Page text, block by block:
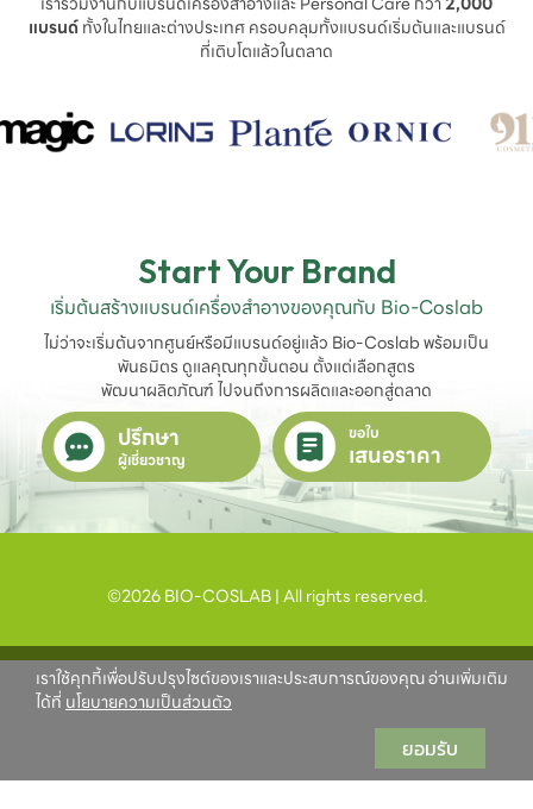
แบรนด์ทั้งในไทยและต่างประเทศ ครอบคลุมทั้งแบรนด์เริ่มต้นและแบรนด์
ที่เติบโตแล้วในตลาด
Start Your Brand
เริ่มต้นสร้างแบรนด์เครื่องสำอางของคุณกับ Bio-Coslab
ไม่ว่าจะเริ่มต้นจากศูนย์หรือมีแบรนด์อยู่แล้ว Bio-Coslab พร้อมเป็น
พันธมิตร ดูแลคุณทุกขั้นตอน ตั้งแต่เลือกสูตร
พัฒนาผลิตภัณฑ์ ไปจนถึงการผลิตและออกสู่ตลาด
ปรึกษา
ผู้เชี่ยวชาญ
ขอใบ
เสนอราคา
©2026 BIO-COSLAB | All rights reserved.
เราใช้คุกกี้เพื่อปรับปรุงไซต์ของเราและประสบการณ์ของคุณ อ่านเพิ่มเติม
ได้ที่ นโยบายความเป็นส่วนตัว
ยอมรับ